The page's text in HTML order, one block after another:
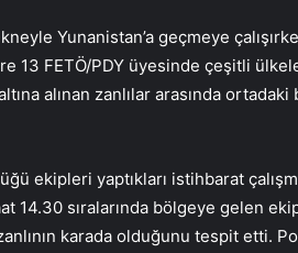
Yunanistan’a geçmeye
13 FETÖ/PDY üyesinde çeşitli
alınan zanlılar arasında
ekipleri yaptıkları istihbarat
14.30 sıralarında bölgeye gelen
karada olduğunu tespit etti.